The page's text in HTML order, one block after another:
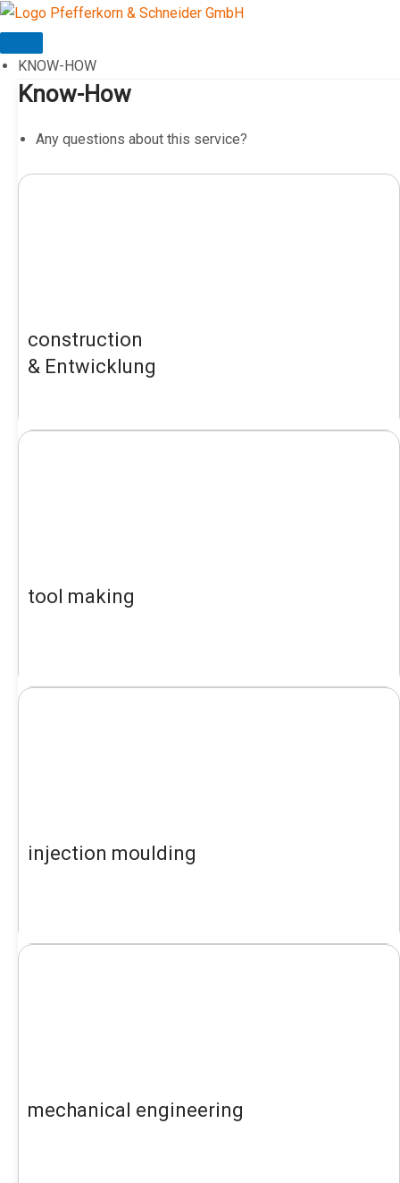
Skip
to
content
KNOW-HOW
Know-How
Any questions about this service?
construction
& Entwicklung
tool making
injection moulding
mechanical engineering